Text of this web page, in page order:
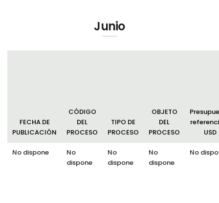
Junio
FECHA DE
PUBLICACIÓN
CÓDIGO
DEL
PROCESO
TIPO DE
PROCESO
OBJETO
DEL
PROCESO
USD
No dispone
No
dispone
No
dispone
No
dispone
No